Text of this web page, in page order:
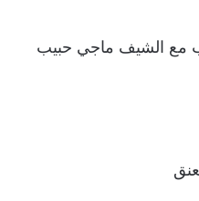
مع الشيف ماجي حبيب